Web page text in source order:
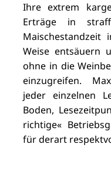
Ihre extrem
Erträge in
Weise entsäuern
ohne in die
einzugreifen.
jeder einzelnen
Boden,
richtige«
für derart